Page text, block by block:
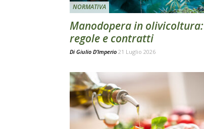
NORMATIVA
Manodopera in olivicoltura:
regole e contratti
Di Giulio D’Imperio 21 Luglio 2026